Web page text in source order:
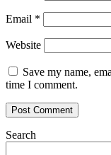
Email *
Website
Save my name,
time I comment.
Search